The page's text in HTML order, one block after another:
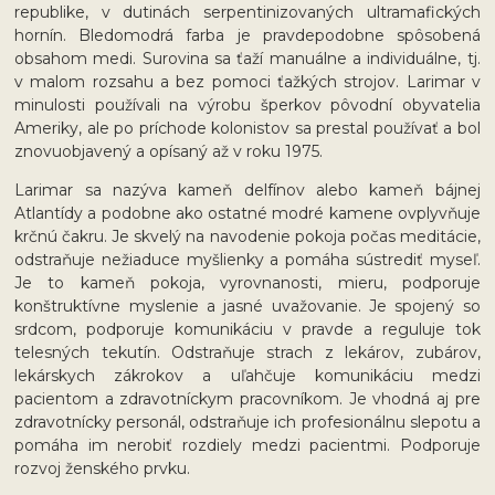
republike, v dutinách serpentinizovaných ultramafických
hornín. Bledomodrá farba je pravdepodobne spôsobená
obsahom medi. Surovina sa ťaží manuálne a individuálne, tj.
v malom rozsahu a bez pomoci ťažkých strojov. Larimar v
minulosti používali na výrobu šperkov pôvodní obyvatelia
Ameriky, ale po príchode kolonistov sa prestal používať a bol
znovuobjavený a opísaný až v roku 1975.
Larimar sa nazýva kameň delfínov alebo kameň bájnej
Atlantídy a podobne ako ostatné modré kamene ovplyvňuje
krčnú čakru. Je skvelý na navodenie pokoja počas meditácie,
odstraňuje nežiaduce myšlienky a pomáha sústrediť myseľ.
Je to kameň pokoja, vyrovnanosti, mieru, podporuje
konštruktívne myslenie a jasné uvažovanie. Je spojený so
srdcom, podporuje komunikáciu v pravde a reguluje tok
telesných tekutín. Odstraňuje strach z lekárov, zubárov,
lekárskych zákrokov a uľahčuje komunikáciu medzi
pacientom a zdravotníckym pracovníkom. Je vhodná aj pre
zdravotnícky personál, odstraňuje ich profesionálnu slepotu a
pomáha im nerobiť rozdiely medzi pacientmi. Podporuje
rozvoj ženského prvku.